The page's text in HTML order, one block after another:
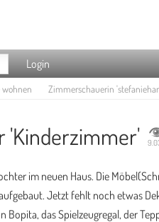
Login
Zimmerschauerin
'Kinderzimmer'
im neuen Haus. Die
Jetzt fehlt noch etwas
Bopita, das Spielzeugregal, der